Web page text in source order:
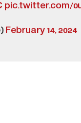
pic.twitter.com/
February 14, 2024